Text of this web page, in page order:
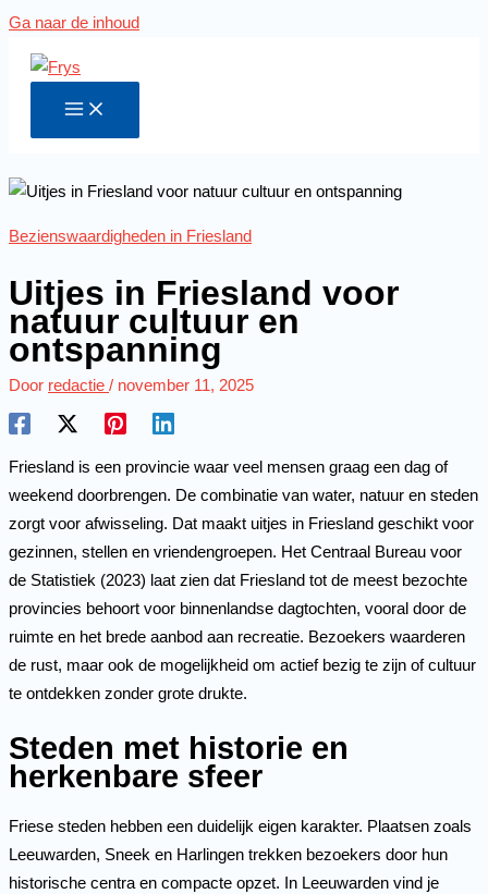
Ga naar de inhoud
Bezienswaardigheden in Friesland
Uitjes in Friesland voor
natuur cultuur en
ontspanning
Door redactie / november 11, 2025
Friesland is een provincie waar veel mensen graag een dag of
weekend doorbrengen. De combinatie van water, natuur en steden
zorgt voor afwisseling. Dat maakt uitjes in Friesland geschikt voor
gezinnen, stellen en vriendengroepen. Het Centraal Bureau voor
de Statistiek (2023) laat zien dat Friesland tot de meest bezochte
provincies behoort voor binnenlandse dagtochten, vooral door de
ruimte en het brede aanbod aan recreatie. Bezoekers waarderen
de rust, maar ook de mogelijkheid om actief bezig te zijn of cultuur
te ontdekken zonder grote drukte.
Steden met historie en
herkenbare sfeer
Friese steden hebben een duidelijk eigen karakter. Plaatsen zoals
Leeuwarden, Sneek en Harlingen trekken bezoekers door hun
historische centra en compacte opzet. In Leeuwarden vind je